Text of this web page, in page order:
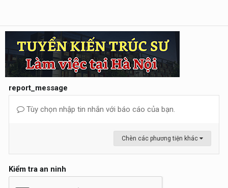
report_message
Tùy chọn nhập tin nhắn với báo cáo của bạn.
Chèn các phương tiện khác
Kiểm tra an ninh